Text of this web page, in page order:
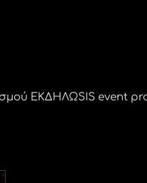
ΕΚΔΗΛΩSIS event